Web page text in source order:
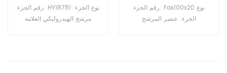
رقم الجزء: HY18781 نوع الجزء:
مرشح الهيدروليكي العلامة
رقم الجزء: Fax100x20 نوع
الجزء: عنصر المرشح